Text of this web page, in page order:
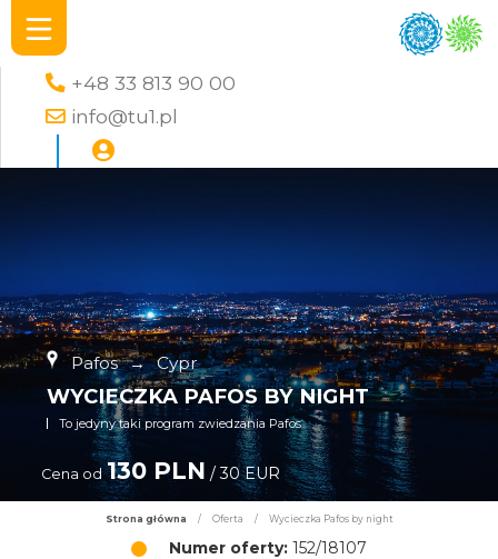
+48 33 813 90 00
info@tu1.pl
Pafos → Cypr
WYCIECZKA PAFOS BY NIGHT
To jedyny taki program zwiedzania Pafos
Cena od 130 PLN / 30 EUR
Strona główna / Oferta / Wycieczka Pafos by night
Numer oferty: 152/18107